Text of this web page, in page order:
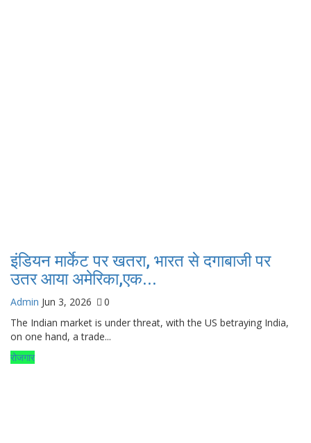
इंडियन मार्केट पर खतरा, भारत से दगाबाजी पर
उतर आया अमेरिका,एक...
Admin Jun 3, 2026
0
The Indian market is under threat, with the US betraying India,
on one hand, a trade...
रोजगार